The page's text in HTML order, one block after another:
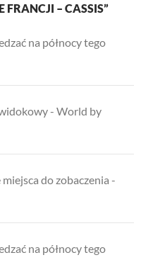
– CASSIS”
na północy tego
- World by
do zobaczenia -
na północy tego